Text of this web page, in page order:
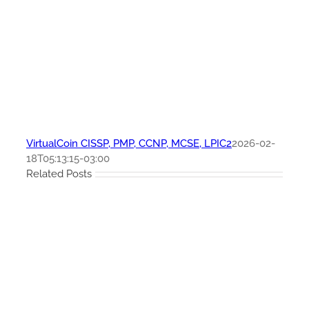
VirtualCoin CISSP, PMP, CCNP, MCSE, LPIC22026-02-
18T05:13:15-03:00
Related Posts